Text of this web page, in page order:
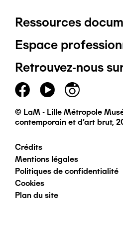
Pied
de
page
principal
Ressources
Espace
Retrouvez-nous
© LaM - Lille Métropole
contemporain et d'art brut,
Pied
de
page
Crédits
Mentions légales
Politiques de confidentialité
Cookies
Plan du site